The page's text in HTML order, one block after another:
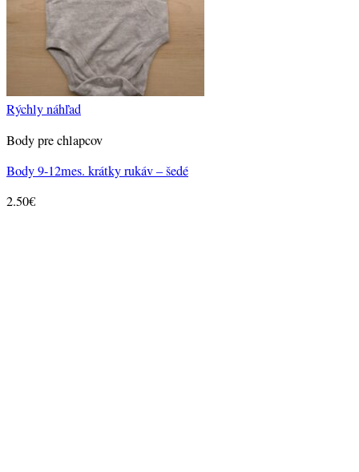
Rýchly náhľad
Body pre chlapcov
Body 9-12mes. krátky rukáv – šedé
2.50€